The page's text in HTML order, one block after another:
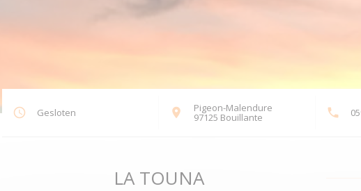
Gesloten Pigeon-Malendure
97125 Bouillante ((opent in een nieuw
LA TOUNA